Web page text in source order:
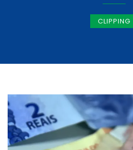
CLIPPING